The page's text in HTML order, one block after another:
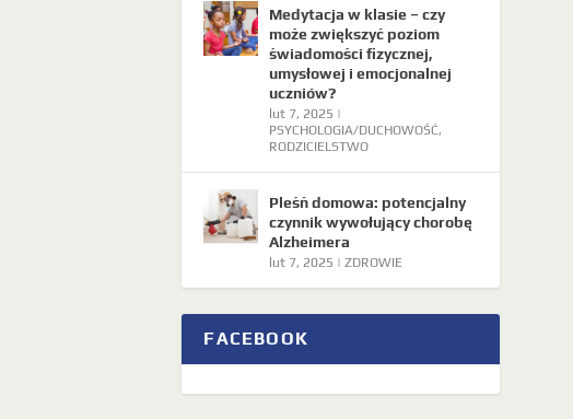
Medytacja w klasie – czy
może zwiększyć poziom
świadomości fizycznej,
umysłowej i emocjonalnej
uczniów?
lut 7, 2025 |
PSYCHOLOGIA/DUCHOWOŚĆ,
RODZICIELSTWO
Pleśń domowa: potencjalny
czynnik wywołujący chorobę
Alzheimera
lut 7, 2025 |ZDROWIE
FACEBOOK